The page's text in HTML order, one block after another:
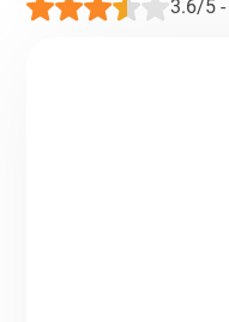
3.6/5-